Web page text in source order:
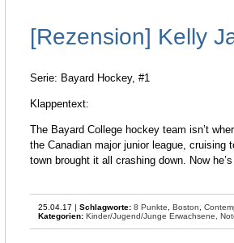
[Rezension] Kelly
Serie: Bayard Hockey, #1
Klappentext:
The Bayard College hockey team isn’t
the Canadian major junior league,
town brought it all crashing down. Now
25.04.17 | Schlagworte: 8 Punkte, Boston,
Kategorien: Kinder/Jugend/Junge Erwachsene,